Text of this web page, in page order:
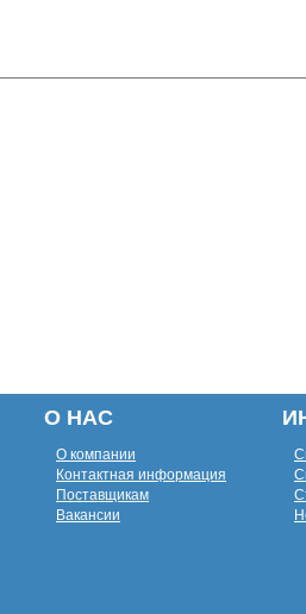
О НАС
О компании
Контактная информация
Поставщикам
Вакансии